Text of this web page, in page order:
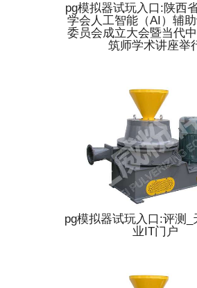
pg模拟器试玩入口:陕西
学会人工智能（AI）辅
委员会成立大会暨当代
筑师学术讲座举
pg模拟器试玩入口:评测_
业IT门户